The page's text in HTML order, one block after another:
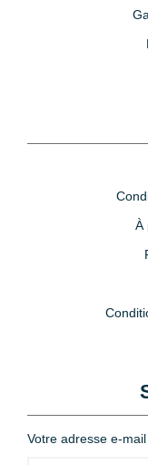
À
Votre adresse e-mail